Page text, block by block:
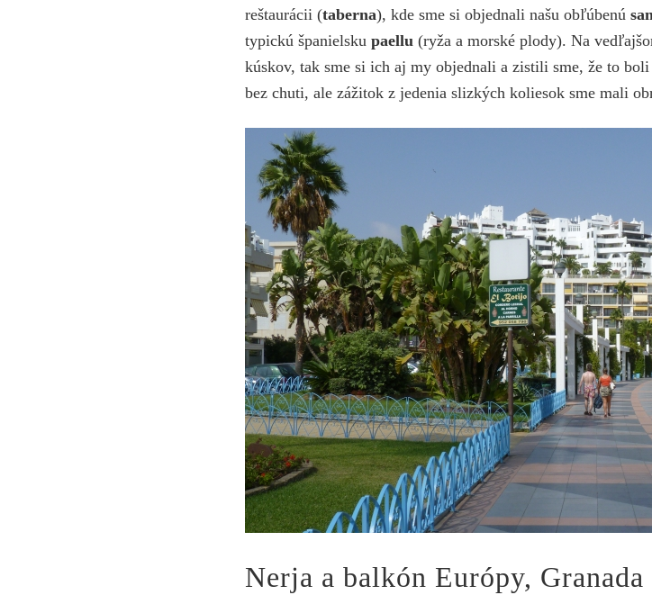
reštaurácii (taberna), kde sme si objednali našu obľúbenú
typickú španielsku paellu (ryža a morské plody). Na
kúskov, tak sme si ich aj my objednali a zistili sme, že to boli
bez chuti, ale zážitok z jedenia slizkých koliesok sme mali
Nerja a balkón Európy,